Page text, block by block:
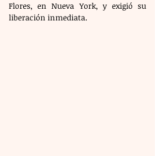
Flores, en Nueva York, y exigió su
liberación inmediata.